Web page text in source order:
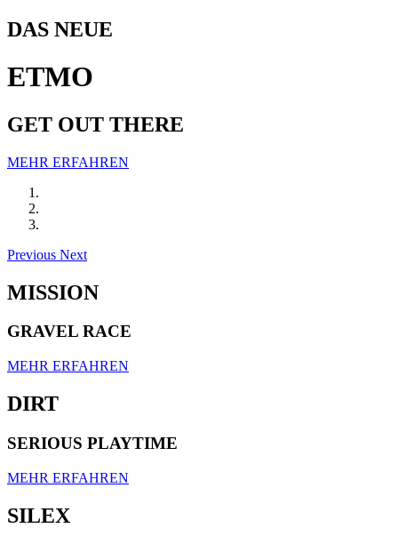
DAS NEUE
ETMO
GET OUT THERE
MEHR ERFAHREN
Previous Next
MISSION
GRAVEL RACE
MEHR ERFAHREN
DIRT
SERIOUS PLAYTIME
MEHR ERFAHREN
SILEX